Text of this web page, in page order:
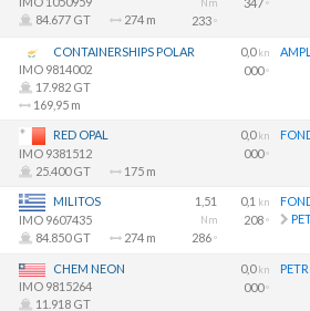
84.677 GT
274 m
Nm
233º
º
CONTAINERSHIPS POLAR
IMO 9814002
17.982 GT
169,95 m
0,0kn
000º
RED OPAL
IMO 9381512
25.400 GT
175 m
0,0kn
000º
MILITOS
IMO 9607435
84.850 GT
274 m
1,51
Nm
286º
0,1 kn
208º
CHEM NEON
IMO 9815264
11.918 GT
0,0kn
000º